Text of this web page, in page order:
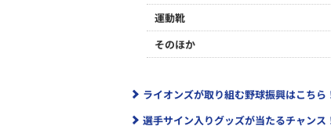
運動靴
そのほか
ライオンズが取り組む野球振興はこちら
選手サイン入りグッズが当たるチャン